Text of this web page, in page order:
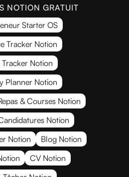
NOTION GRATUIT
Starter OS
Tracker Notion
Tracker Notion
Planner Notion
& Courses Notion
Notion
Notion
Blog Notion
CV Notion